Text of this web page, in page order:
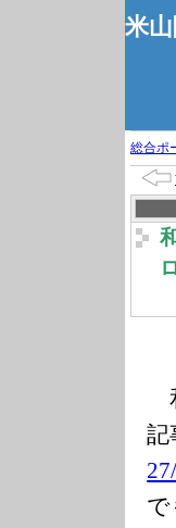
米
総合ポ
27/
で